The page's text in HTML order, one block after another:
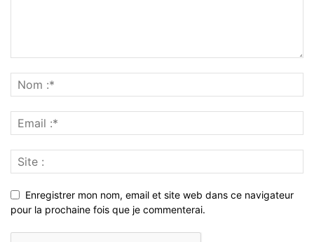
Enregistrer mon nom, email et site web dans ce navigateur
pour la prochaine fois que je commenterai.